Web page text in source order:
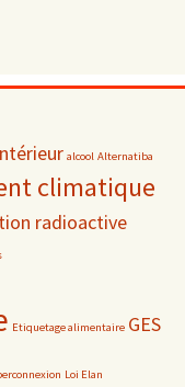
alcool Alternatiba
climatique
radioactive
Etiquetage alimentaire GES
Loi Elan